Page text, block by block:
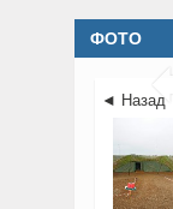
ФОТО

◄ Назад